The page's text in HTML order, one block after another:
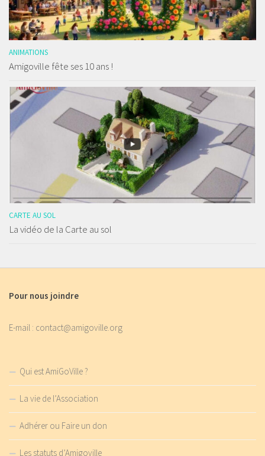
ANIMATIONS
Amigoville fête ses 10 ans !
CARTE AU SOL
La vidéo de la Carte au sol
Pour nous joindre
E-mail : contact@amigoville.org
Qui est AmiGoVille ?
La vie de l’Association
Adhérer ou Faire un don
Les statuts d’Amigoville